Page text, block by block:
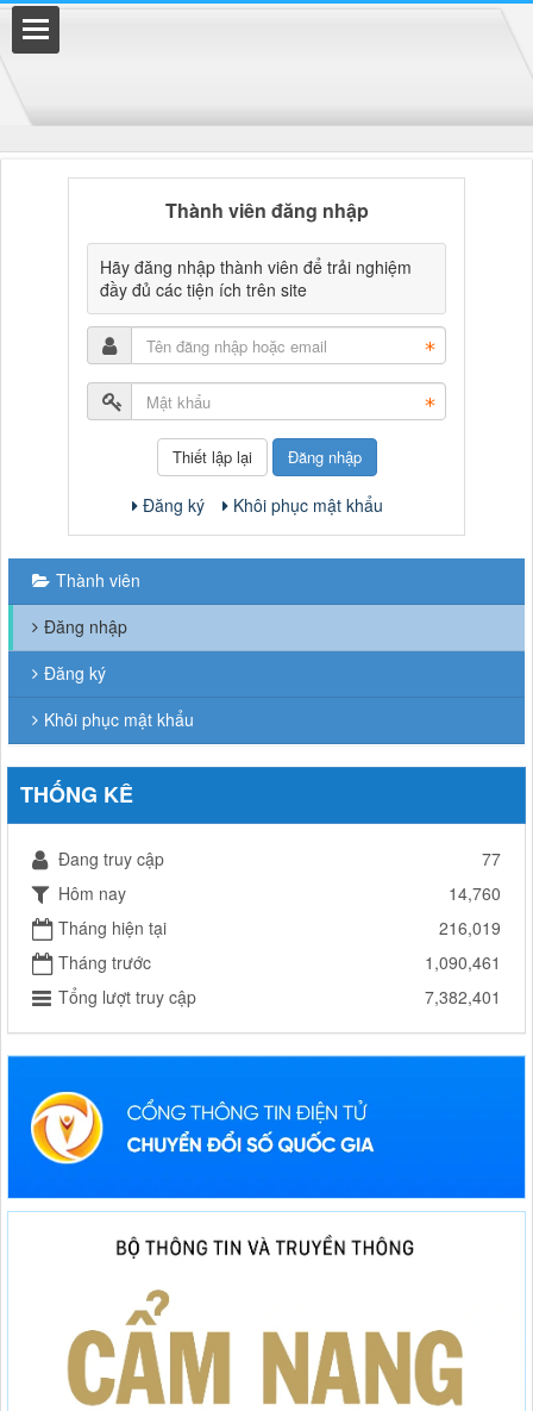
Thành viên đăng nhập
Hãy đăng nhập thành viên để trải nghiệm
đầy đủ các tiện ích trên site
Đăng nhập
Đăng ký Khôi phục mật khẩu
Thành viên
Đăng nhập
Đăng ký
Khôi phục mật khẩu
THỐNG KÊ
Đang truy cập
77
Hôm nay
14,760
Tháng hiện tại
216,019
Tháng trước
1,090,461
Tổng lượt truy cập
7,382,401